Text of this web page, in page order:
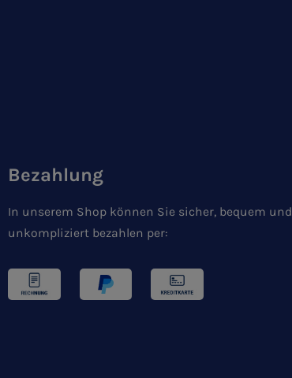
Bezahlung
In unserem Shop können Sie sicher, bequem und
unkompliziert bezahlen per: